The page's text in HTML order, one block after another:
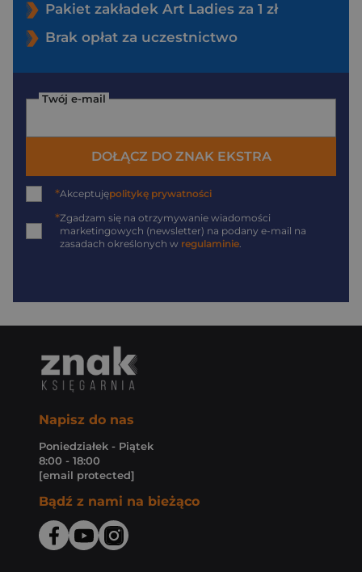
Pakiet zakładek Art Ladies za 1 zł
Brak opłat za uczestnictwo
Twój e-mail
DOŁĄCZ DO ZNAK EKSTRA
*Akceptujępolitykę prywatności
*Zgadzam się na otrzymywanie wiadomości
marketingowych (newsletter) na podany e-mail na
zasadach określonych w regulaminie.
Napisz do nas
Poniedziałek - Piątek
8:00 - 18:00
[email protected]
Bądź z nami na bieżąco